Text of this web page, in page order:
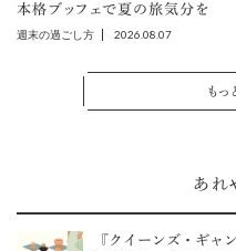
本格ブッフェで夏の旅気分を
週末の過ごし方 2026.08.07
もっ
あれ
『クイーンズ・ギャ